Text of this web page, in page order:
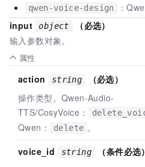
qwen-voice-design ：
input
object
（必选）
输入参数对象。
属性
action string
（必选）
操作类型。Qwen-Audio-
TTS/CosyVoice：
Qwen：
delete 。
voice_id
string （条件必选）